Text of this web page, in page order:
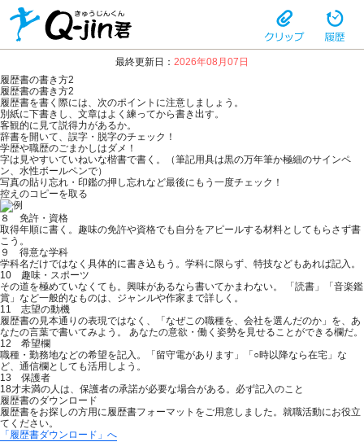
最終更新日： 2026年08月07日
履歴書の書き方2
履歴書の書き方2
履歴書を書く際には、次のポイントに注意しましょう。
別紙に下書きし、文章はよく練ってから書き出す。
客観的に見て説得力があるか。
辞書を開いて、誤字・脱字のチェック！
学歴や職歴のごまかしはダメ！
字は見やすいていねいな楷書で書く。（筆記用具は黒の万年筆か極細のサインペ
ン、水性ボールペンで）
写真の貼り忘れ・印鑑の押し忘れなど最後にもう一度チェック！
控えのコピーを取る
８ 免許・資格
取得年順に書く。趣味の免許や資格でも自分をアピールする材料としてもらさず書
こう。
９ 得意な学科
学科名だけではなく具体的に書き込もう。学科に限らず、特技などもあれば記入。
10 趣味・スポーツ
その道を極めていなくても。興味があるなら書いてかまわない。 「読書」「音楽鑑
賞」など一般的なものは、ジャンルや作家まで詳しく。
11 志望の動機
履歴書の見本通りの表現ではなく、「なぜこの職種を、会社を選んだのか」を、あ
なたの言葉で書いてみよう。 あなたの意欲・働く姿勢を見せることができる欄だ。
12 希望欄
職種・勤務地などの希望を記入。「留守電があります」「○時以降なら在宅」な
ど、通信欄としても活用しよう。
13 保護者
18才未満の人は、保護者の承諾が必要な場合がある。必ず記入のこと
履歴書のダウンロード
履歴書をお探しの方用に履歴書フォーマットをご用意しました。就職活動にお役立
てください。
「履歴書ダウンロード」へ